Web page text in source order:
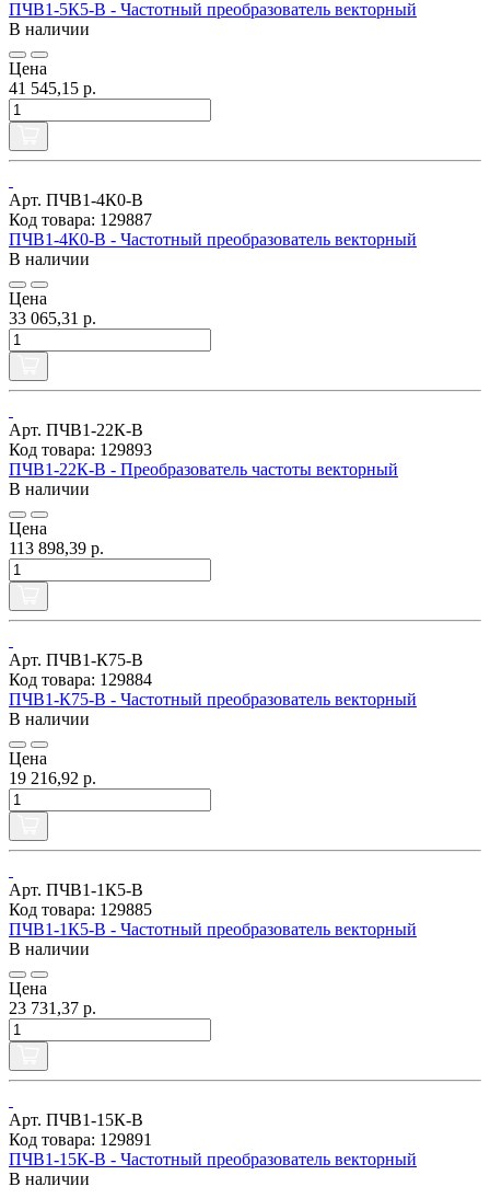
ПЧВ1-5К5-В - Частотный преобразователь векторный
В наличии
Цена
41 545,15 р.
Арт. ПЧВ1-4К0-В
Код товара: 129887
ПЧВ1-4К0-В - Частотный преобразователь векторный
В наличии
Цена
33 065,31 р.
Арт. ПЧВ1-22К-В
Код товара: 129893
ПЧВ1-22К-В - Преобразователь частоты векторный
В наличии
Цена
113 898,39 р.
Арт. ПЧВ1-К75-В
Код товара: 129884
ПЧВ1-К75-В - Частотный преобразователь векторный
В наличии
Цена
19 216,92 р.
Арт. ПЧВ1-1К5-В
Код товара: 129885
ПЧВ1-1К5-В - Частотный преобразователь векторный
В наличии
Цена
23 731,37 р.
Арт. ПЧВ1-15К-В
Код товара: 129891
ПЧВ1-15К-В - Частотный преобразователь векторный
В наличии